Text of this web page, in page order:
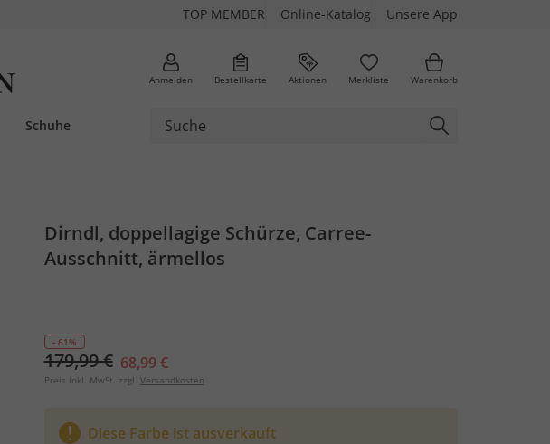
TOP MEMBER Online-Katalog Unsere App
Anmelden Bestellkarte Aktionen Merkliste Warenkorb
Schuhe
Dirndl, doppellagige Schürze, Carree-
Ausschnitt, ärmellos
- 61%
179,99 € 68,99 €
Preis inkl. MwSt. zzgl. Versandkosten
Diese Farbe ist ausverkauft